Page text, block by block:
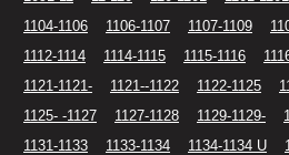
1104-1106
1106-1107 1107-1109
1112-1114
1114-1115 1115-1116
1121-1121-
1121--1122 1122-1125
1125- -1127
1127-1128 1129-1129-
1131-1133
1133-1134 1134-1134 U